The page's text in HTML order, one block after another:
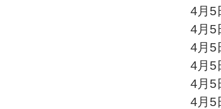
4月5
4月5
4月5
4月5
4月5
4月5